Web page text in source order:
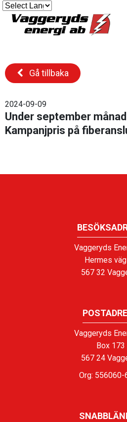
Gå tillbaka
2024-09-09
Under september
Kampanjpris på
Vaggeryds
Hermes
567 32
Vaggeryds
Box 173
567 24
Org: 556060-